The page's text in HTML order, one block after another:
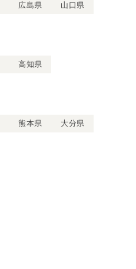
広島県 山口県
高知県
熊本県
大分県